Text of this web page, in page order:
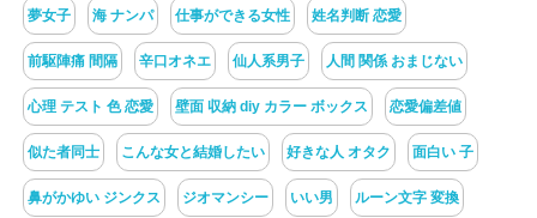
夢女子 海 ナンパ 仕事ができる女性 姓名判断 恋愛
前駆陣痛 間隔 辛口オネエ 仙人系男子 人間 関係 おまじない
心理 テスト 色 恋愛 壁面 収納 diy カラー ボックス 恋愛偏差値
似た者同士 こんな女と結婚したい 好きな人 オタク 面白い 子
鼻がかゆい ジンクス ジオマンシー いい男 ルーン文字 変換